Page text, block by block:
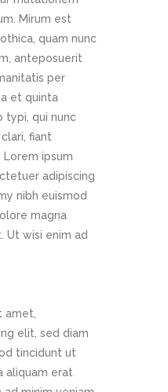
Mirum est
quam nunc
anteposuerit
per
et quinta
typi, qui nunc
fiant
ipsum
adipiscing
nibh euismod
magna
Ut wisi enim ad
amet,
elit, sed diam
tincidunt ut
aliquam erat